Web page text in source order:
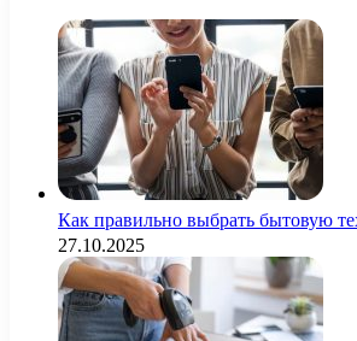
Как правильно выбрать бытовую
27.10.2025